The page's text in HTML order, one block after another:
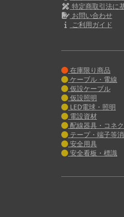
特定商取引法に
お問い合わせ
ご利用ガイド
在庫限り商品
ケーブル・電線
仮設ケーブル
仮設照明
LED電球・照明
電設資材
配線器具・コネ
テープ・端子等
安全用具
安全看板・標識